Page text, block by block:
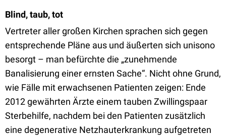
Blind, taub, tot
Vertreter aller großen Kirchen sprachen sich gegen
entsprechende Pläne aus und äußerten sich unisono
besorgt – man befürchte die „zunehmende
Banalisierung einer ernsten Sache“. Nicht ohne Grund,
wie Fälle mit erwachsenen Patienten zeigen: Ende
2012 gewährten Ärzte einem tauben Zwillingspaar
Sterbehilfe, nachdem bei den Patienten zusätzlich
eine degenerative Netzhauterkrankung aufgetreten